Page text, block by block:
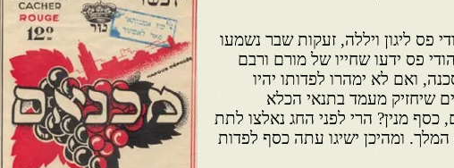
פס ליגון ויללה, זעקות שבר נשמעו
פס ידעו שחייו של מורם ורבם
ואם לא ימהרו לפדותו יהיו
שיחזיק מעמד בתנאי הכלא
כסף מנין? הרי לפני החג נאלצו לתת
ומהיכן ישיגו עתה כסף לפדות